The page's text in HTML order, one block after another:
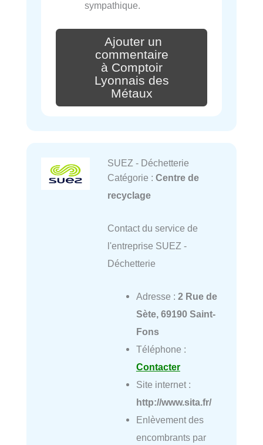
sympathique.
Ajouter un
commentaire
à Comptoir
Lyonnais des
Métaux
SUEZ - Déchetterie
Catégorie : Centre de
recyclage
Contact du service de
l'entreprise SUEZ -
Déchetterie
Adresse : 2 Rue de
Sète, 69190 Saint-
Fons
Téléphone :
Contacter
Site internet :
http://www.sita.fr/
Enlèvement des
encombrants par